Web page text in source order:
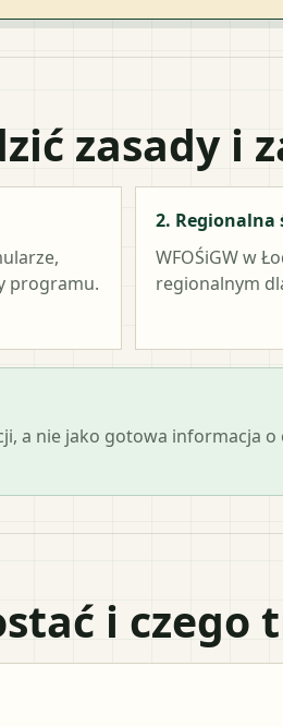
zasady i
programu.
2. Regionalna
WFOŚiGW w
regionalnym
a nie jako gotowa informacja
i